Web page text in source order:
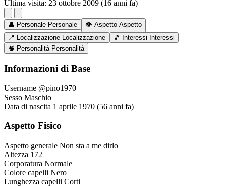
Ultima visita: 23 ottobre 2009 (16 anni fa)
👤 Personale Personale 👁️ Aspetto Aspetto
📍 Localizzazione Localizzazione 🎵 Interessi Interessi
🧠 Personalità Personalità
Informazioni di Base
Username @pino1970
Sesso Maschio
Data di nascita 1 aprile 1970 (56 anni fa)
Aspetto Fisico
Aspetto generale Non sta a me dirlo
Altezza 172
Corporatura Normale
Colore capelli Nero
Lunghezza capelli Corti